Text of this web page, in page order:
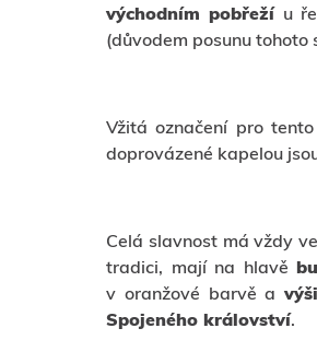
východním pobřeží u
(důvodem posunu
Vžitá označení pro
doprovázené kapelou
Celá slavnost má vždy
tradici, mají na hlavě
v oranžové barvě a
Spojeného království.